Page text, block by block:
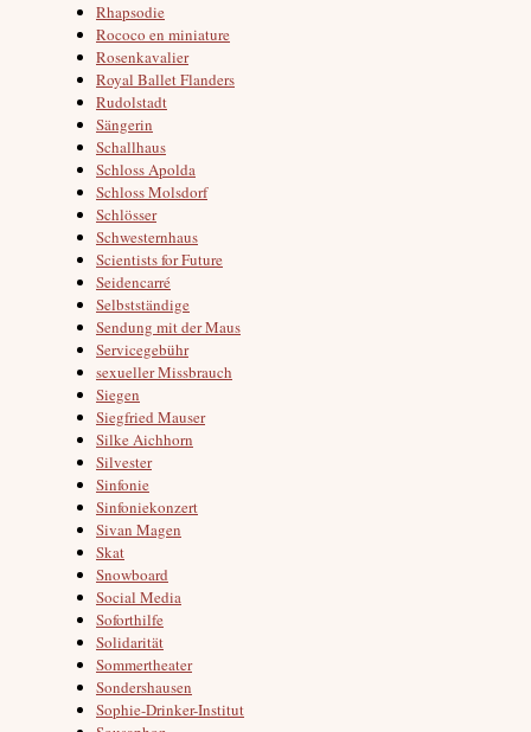
Rhapsodie
Rococo en miniature
Rosenkavalier
Royal Ballet Flanders
Rudolstadt
Sängerin
Schallhaus
Schloss Apolda
Schloss Molsdorf
Schlösser
Schwesternhaus
Scientists for Future
Seidencarré
Selbstständige
Sendung mit der Maus
Servicegebühr
sexueller Missbrauch
Siegen
Siegfried Mauser
Silke Aichhorn
Silvester
Sinfonie
Sinfoniekonzert
Sivan Magen
Skat
Snowboard
Social Media
Soforthilfe
Solidarität
Sommertheater
Sondershausen
Sophie-Drinker-Institut